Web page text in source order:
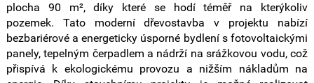
plocha 90 m², díky které se hodí téměř na kterýkoliv
pozemek. Tato moderní dřevostavba v projektu nabízí
bezbariérové a energeticky úsporné bydlení s fotovoltaickými
panely, tepelným čerpadlem a nádrží na srážkovou vodu, což
přispívá k ekologickému provozu a nižším nákladům na